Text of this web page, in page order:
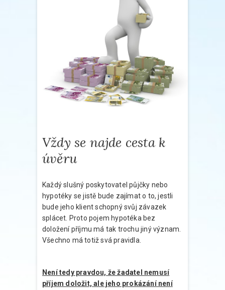
Vždy se najde cesta k
úvěru
Každý slušný poskytovatel půjčky nebo
hypotéky se jistě bude zajímat o to, jestli
bude jeho klient schopný svůj závazek
splácet. Proto pojem hypotéka bez
doložení příjmu má tak trochu jiný význam.
Všechno má totiž svá pravidla.
Není tedy pravdou, že žadatel nemusí
příjem doložit, ale jeho prokázání není